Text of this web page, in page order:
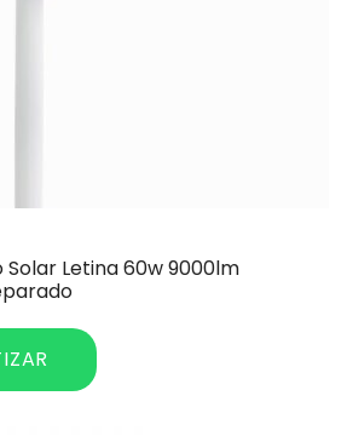
Letina 60w 9000lm